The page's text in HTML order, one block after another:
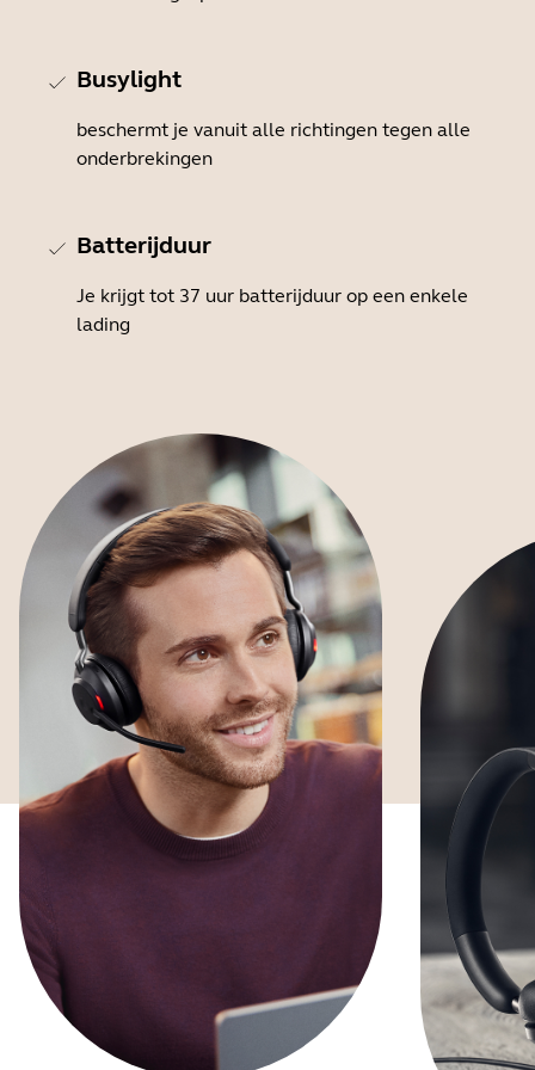
Busylight
beschermt je vanuit alle richtingen tegen alle
onderbrekingen
Batterijduur
Je krijgt tot 37 uur batterijduur op een enkele
lading